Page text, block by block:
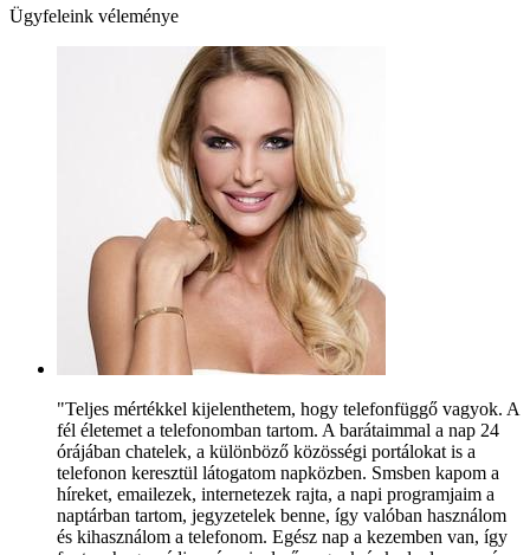
Ügyfeleink véleménye
"Teljes mértékkel kijelenthetem, hogy telefonfüggő vagyok. A
fél életemet a telefonomban tartom. A barátaimmal a nap 24
órájában chatelek, a különböző közösségi portálokat is a
telefonon keresztül látogatom napközben. Smsben kapom a
híreket, emailezek, internetezek rajta, a napi programjaim a
naptárban tartom, jegyzetelek benne, így valóban használom
és kihasználom a telefonom. Egész nap a kezemben van, így